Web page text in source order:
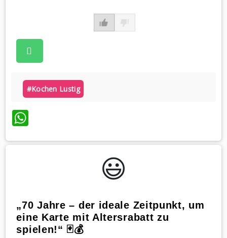
#kochen Lustig
WhatsApp
😃️
„70 Jahre – der ideale Zeitpunkt, um
eine Karte mit Altersrabatt zu
spielen!“ 🃏💰